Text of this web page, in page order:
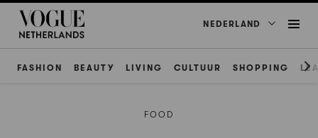
NEDERLAND
FASHION BEAUTY LIVING CULTUUR SHOPPING
FOOD